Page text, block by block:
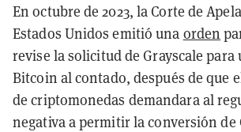
En octubre de 2023, la Corte de
Estados Unidos emitió una orden
revise la solicitud de Grayscale para
Bitcoin al contado, después de que
de criptomonedas demandara al
negativa a permitir la conversión de